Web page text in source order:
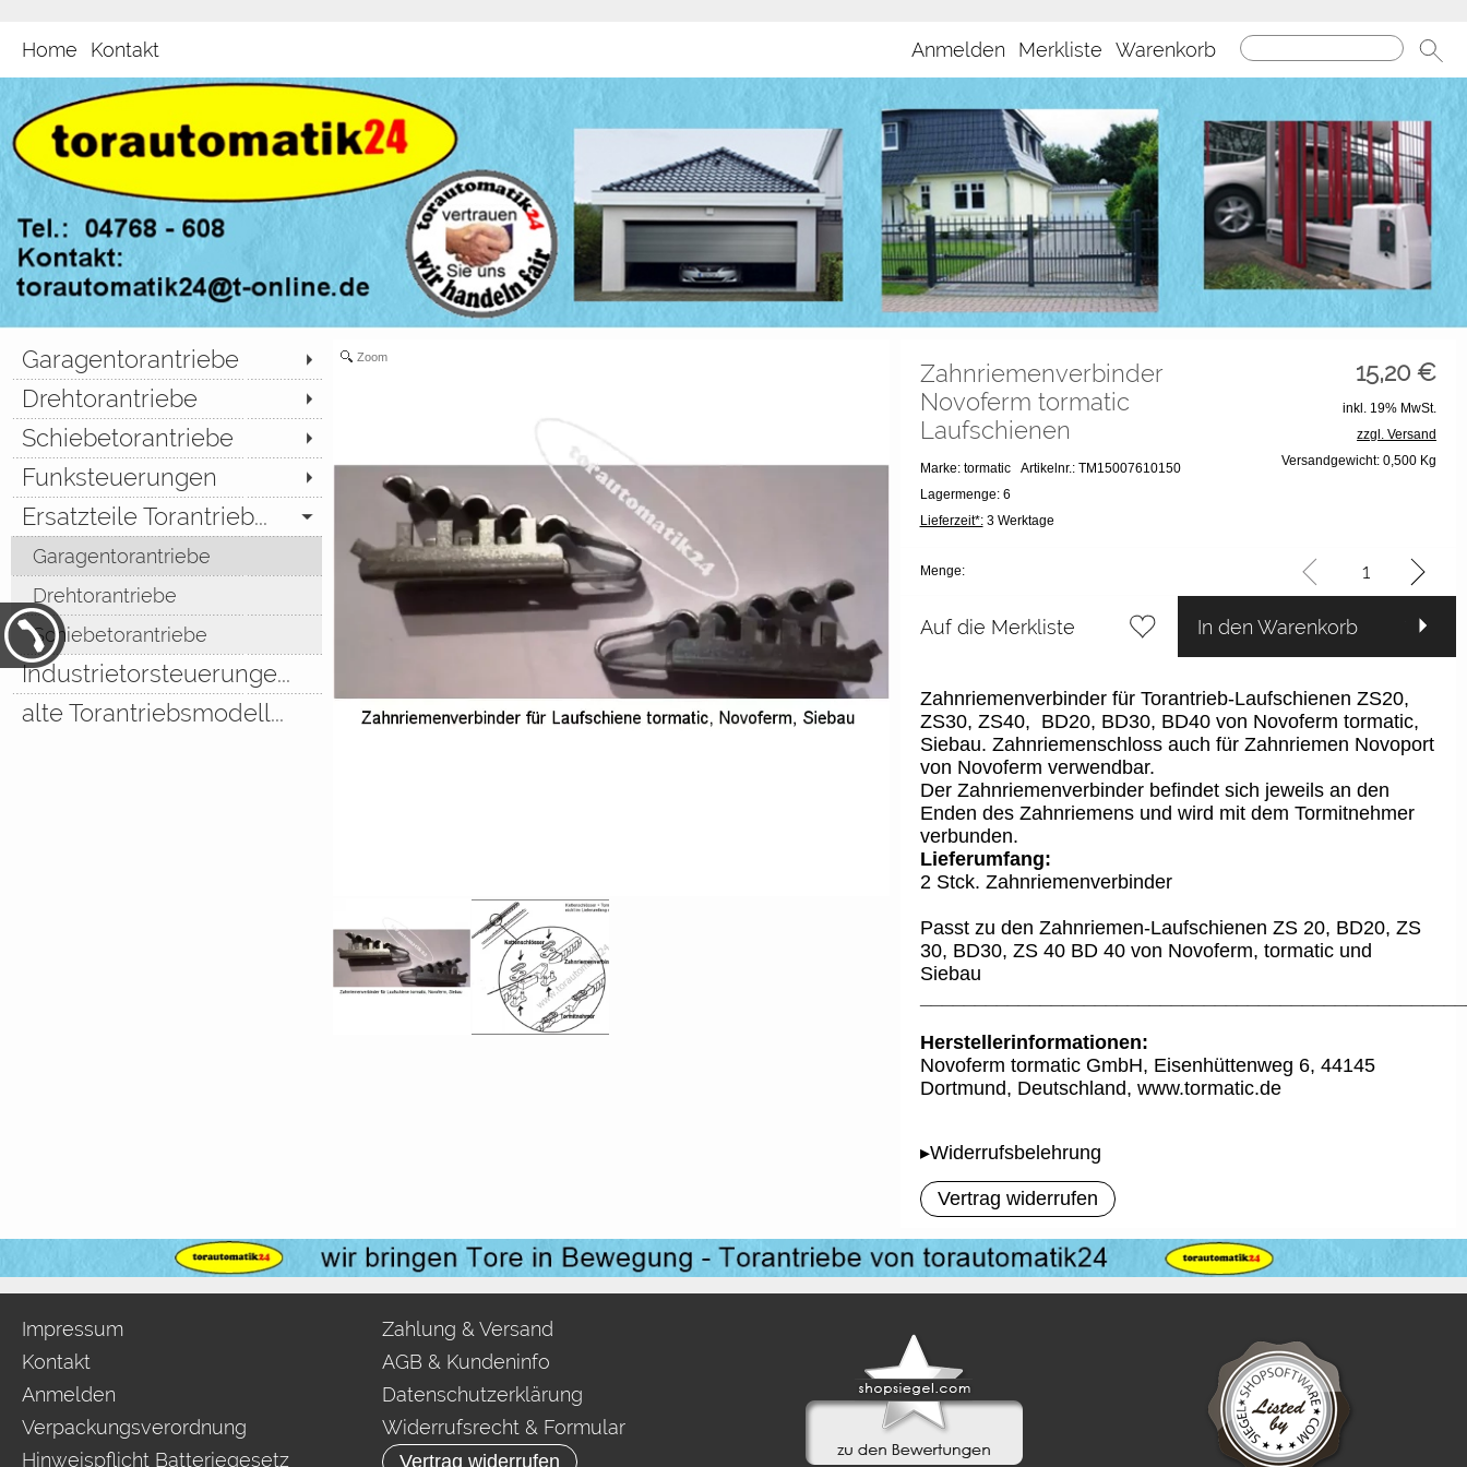
Home Kontakt Anmelden Merkliste Warenkorb
Garagentorantriebe
Drehtorantriebe
Schiebetorantriebe
Funksteuerungen
Ersatzteile Torantrieb...
Garagentorantriebe
Drehtorantriebe
Schiebetorantriebe
Industrietorsteuerunge...
alte Torantriebsmodell...
Zoom
15,20 €
Zahnriemenverbinder
Novoferm tormatic
Laufschienen
Marke: tormatic Artikelnr.: TM15007610150
Lagermenge: 6
Lieferzeit*:3 Werktage
inkl. 19% MwSt.
zzgl. Versand
Versandgewicht: 0,500 Kg
Menge:
Auf die Merkliste In den Warenkorb
Zahnriemenverbinder für Torantrieb-Laufschienen ZS20,
ZS30, ZS40, BD20, BD30, BD40 von Novoferm tormatic,
Siebau. Zahnriemenschloss auch für Zahnriemen Novoport
von Novoferm verwendbar.
Der Zahnriemenverbinder befindet sich jeweils an den
Enden des Zahnriemens und wird mit dem Tormitnehmer
verbunden.
Lieferumfang:
2 Stck. Zahnriemenverbinder
Passt zu den Zahnriemen-Laufschienen ZS 20, BD20, ZS
30, BD30, ZS 40 BD 40 von Novoferm, tormatic und
Siebau
Herstellerinformationen:
Novoferm tormatic GmbH, Eisenhüttenweg 6, 44145
Dortmund, Deutschland, www.tormatic.de
▸Widerrufsbelehrung
Vertrag widerrufen
Impressum
Kontakt
Anmelden
Verpackungsverordnung
Hinweispflicht Batteriegesetz
Zahlung & Versand
AGB & Kundeninfo
Datenschutzerklärung
Widerrufsrecht & Formular
Vertrag widerrufen